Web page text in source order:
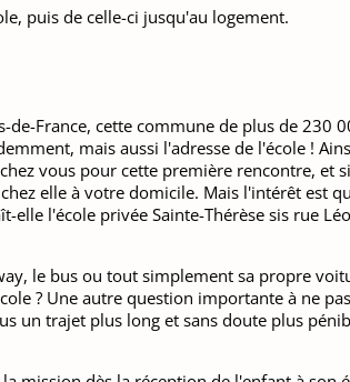
puis de celle-ci jusqu'au logement.
France, cette commune de plus de 230
mais aussi l'adresse de l'école !
vous pour cette première rencontre, et
elle à votre domicile. Mais l'intérêt est
l'école privée Sainte-Thérèse sis rue
le bus ou tout simplement sa propre
? Une autre question importante à ne
un trajet plus long et sans doute plus